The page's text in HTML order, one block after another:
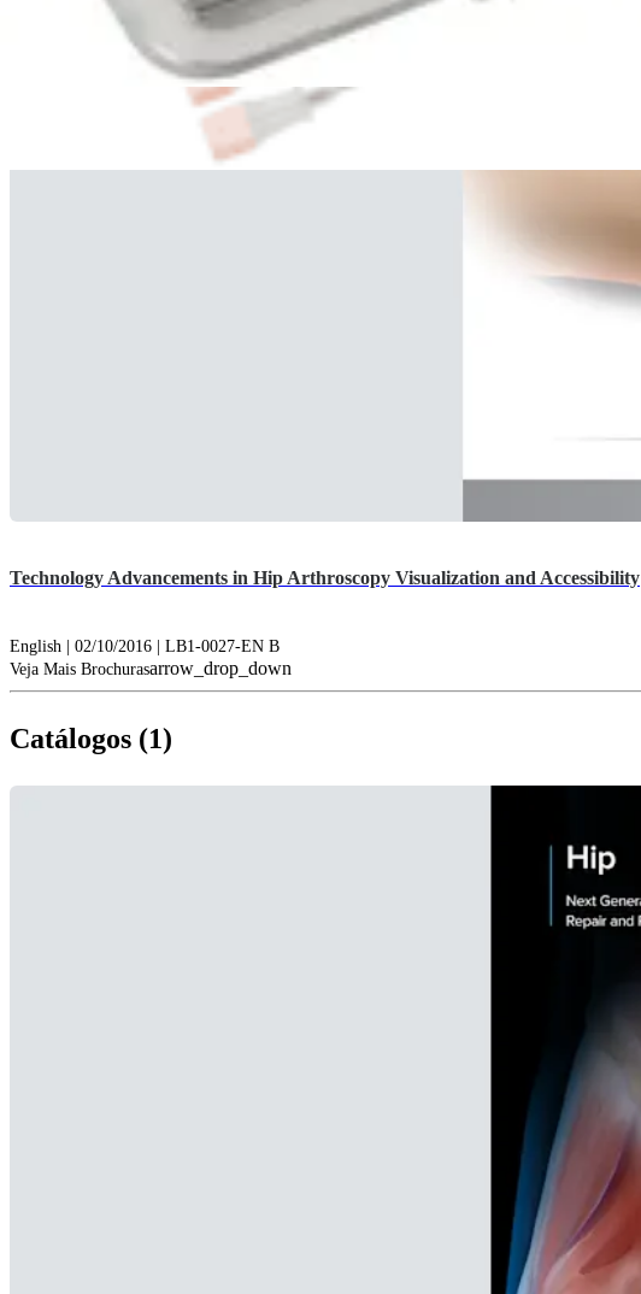
Technology Advancements in Hip Arthroscopy Visualization and Accessibility
English | 02/10/2016 | LB1-0027-EN B
Veja Mais Brochurasarrow_drop_down
Catálogos (1)